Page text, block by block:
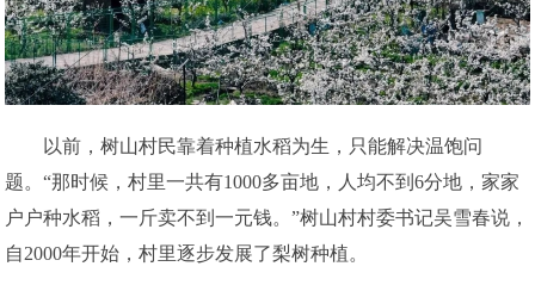
以前，树山村民靠着种植水稻为生，只能解决温饱问
题。“那时候，村里一共有1000多亩地，人均不到6分地，家家
户户种水稻，一斤卖不到一元钱。”树山村村委书记吴雪春说，
自2000年开始，村里逐步发展了梨树种植。